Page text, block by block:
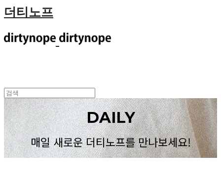
더티노프
DAILY
매일 새로운 더티노프를 만나보세요!